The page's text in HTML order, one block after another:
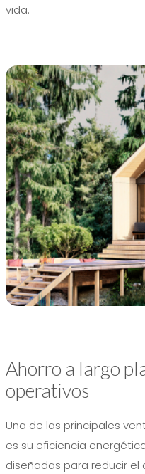
vida.
Ahorro a largo
operativos
Una de las principales
es su eficiencia
diseñadas para reducir